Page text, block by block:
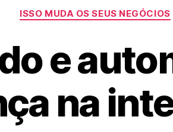
Categorias
ISSO MUDA OS SEUS NEGÓCIOS
e
na